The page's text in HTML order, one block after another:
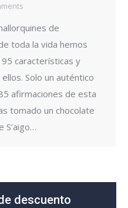
de
toda la vida hemos
características y
Solo un auténtico
afirmaciones de esta
tomado un chocolate
S’aigo…
descuento